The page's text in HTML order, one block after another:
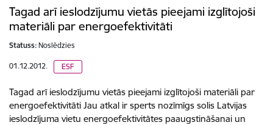
Tagad arī ieslodzījumu vietās pieejami izglītojoši
materiāli par energoefektivitāti
Statuss: Noslēdzies
01.12.2012. ESF
Tagad arī ieslodzījumu vietās pieejami izglītojoši materiāli par
energoefektivitāti Jau atkal ir sperts nozīmīgs solis Latvijas
ieslodzījuma vietu energoefektivitātes paaugstināšanai un